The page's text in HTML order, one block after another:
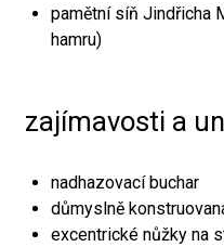
pamětní síň Jindřicha
hamru)
zajímavosti a
nadhazovací buchar
důmyslně
excentrické nůžky na